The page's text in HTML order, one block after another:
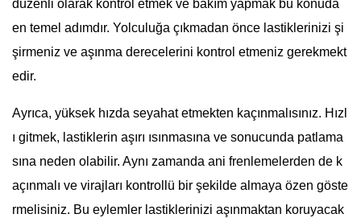
düzenli olarak kontrol etmek ve bakım yapmak bu konuda
en temel adımdır. Yolculuğa çıkmadan önce lastiklerinizi şi
şirmeniz ve aşınma derecelerini kontrol etmeniz gerekmekt
edir.
Ayrıca, yüksek hızda seyahat etmekten kaçınmalısınız. Hızl
ı gitmek, lastiklerin aşırı ısınmasına ve sonucunda patlama
sına neden olabilir. Aynı zamanda ani frenlemelerden de k
açınmalı ve virajları kontrollü bir şekilde almaya özen göste
rmelisiniz. Bu eylemler lastiklerinizi aşınmaktan koruyacak